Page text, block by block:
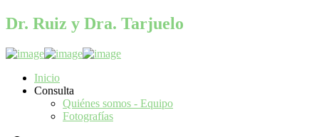
Dr. Ruiz y Dra. Tarjuelo
Inicio
Consulta
Quiénes somos - Equipo
Fotografías